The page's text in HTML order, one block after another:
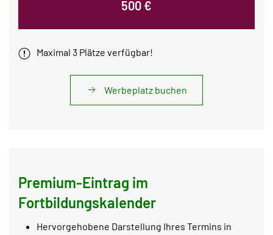
500 €
Maximal 3 Plätze verfügbar!
Werbeplatz buchen
Premium-Eintrag im
Fortbildungskalender
Hervorgehobene Darstellung Ihres Termins in